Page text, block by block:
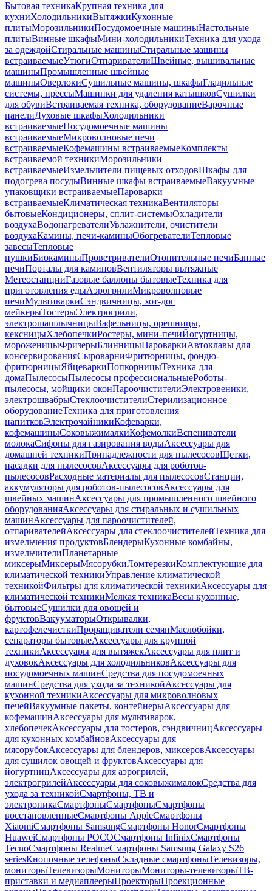
Бытовая техникаКрупная техника для
кухниХолодильникиВытяжкиКухонные
плитыМорозильникиПосудомоечные машиныНастольные
плитыВинные шкафыМини-холодильникиТехника для ухода
за одеждойСтиральные машиныСтиральные машины
встраиваемыеУтюгиОтпаривателиШвейные, вышивальные
машиныПромышленные швейные
машиныОверлокиСушильные машины, шкафыГладильные
системы, прессыМашинки для удаления катышковСушилки
для обувиВстраиваемая техника, оборудованиеВарочные
панелиДуховые шкафыХолодильники
встраиваемыеПосудомоечные машины
встраиваемыеМикроволновые печи
встраиваемыеКофемашины встраиваемыеКомплекты
встраиваемой техникиМорозильники
встраиваемыеИзмельчители пищевых отходовШкафы для
подогрева посудыВинные шкафы встраиваемыеВакуумные
упаковщики встраиваемыеПароварки
встраиваемыеКлиматическая техникаВентиляторы
бытовыеКондиционеры, сплит-системыОхладители
воздухаВодонагревателиУвлажнители, очистители
воздухаКамины, печи-каминыОбогревателиТепловые
завесыТепловые
пушкиБиокаминыПроветривателиОтопительные печиБанные
печиПорталы для каминовВентиляторы вытяжные
МетеостанцииГазовые баллоны бытовыеТехника для
приготовления едыАэрогрилиМикроволновые
печиМультиваркиСэндвичницы, хот-дог
мейкерыТостерыЭлектрогрили,
электрошашлычницыВафельницы, орешницы,
кексницыХлебопечкиРостеры, мини-печиЙогуртницы,
мороженицыФризерыБлинницыПароваркиАвтоклавы для
консервированияСыроварниФритюрницы, фондю-
фритюрницыЯйцеваркиПопкорницыТехника для
домаПылесосыПылесосы профессиональныеРоботы-
пылесосы, мойщики оконПароочистителиЭлектровеники,
электрошвабрыСтеклоочистителиСтерилизационное
оборудованиеТехника для приготовления
напитковЭлектрочайникиКофеварки,
кофемашиныСоковыжималкиКофемолкиВспениватели
молокаСифоны для газирования водыАксессуары для
домашней техникиПринадлежности для пылесосовЩетки,
насадки для пылесосовАксессуары для роботов-
пылесосовРасходные материалы для пылесосовСтанции,
аккумуляторы для роботов-пылесосовАксессуары для
швейных машинАксессуары для промышленного швейного
оборудованияАксессуары для стиральных и сушильных
машинАксессуары для пароочистителей,
отпаривателейАксессуары для стеклоочистителейТехника для
измельчения продуктовБлендерыКухонные комбайны,
измельчителиПланетарные
миксерыМиксерыМясорубкиЛомтерезкиКомплектующие для
климатической техникиУправление климатической
техникойФильтры для климатической техникиАксессуары для
климатической техникиМелкая техникаВесы кухонные,
бытовыеСушилки для овощей и
фруктовВакууматорыОткрывалки,
картофелечисткиПроращиватели семянМаслобойки,
сепараторы бытовыеАксессуары для крупной
техникиАксессуары для вытяжекАксессуары для плит и
духовокАксессуары для холодильниковАксессуары для
посудомоечных машинСредства для посудомоечных
машинСредства для ухода за техникойАксессуары для
кухонной техникиАксессуары для микроволновых
печейВакуумные пакеты, контейнерыАксессуары для
кофемашинАксессуары для мультиварок,
хлебопечекАксессуары для тостеров, сэндвичницАксессуары
для кухонных комбайновАксессуары для
мясорубокАксессуары для блендеров, миксеровАксессуары
для сушилок овощей и фруктовАксессуары для
йогуртницАксессуары для аэрогрилей,
электрогрилейАксессуары для соковыжималокСредства для
ухода за техникойСмартфоны, ТВ и
электроникаСмартфоныСмартфоныСмартфоны
восстановленныеСмартфоны AppleСмартфоны
XiaomiСмартфоны SamsungСмартфоны HonorСмартфоны
HuaweiСмартфоны POCOСмартфоны InfinixСмартфоны
TecnoСмартфоны RealmeСмартфоны Samsung Galaxy S26
seriesКнопочные телефоныСкладные смартфоныТелевизоры,
мониторыТелевизорыМониторыМониторы-телевизорыТВ-
приставки и медиаплеерыПроекторыПроекционные